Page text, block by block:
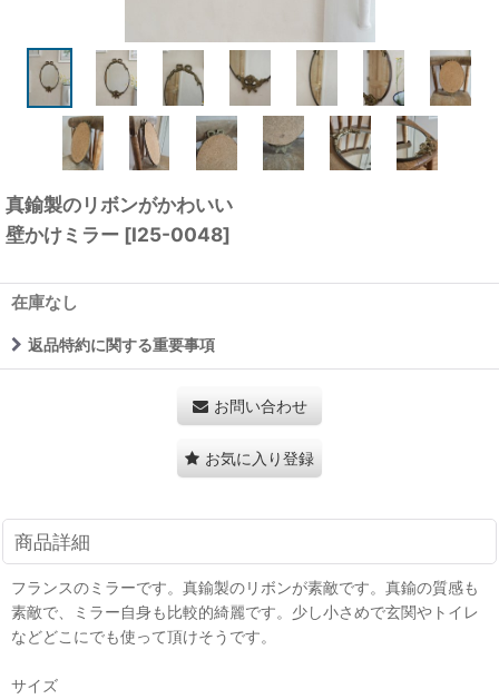
真鍮製のリボンがかわいい
壁かけミラー [I25-0048]
在庫なし
返品特約に関する重要事項
お問い合わせ
お気に入り登録
商品詳細
フランスのミラーです。真鍮製のリボンが素敵です。真鍮の質感も
素敵で、ミラー自身も比較的綺麗です。少し小さめで玄関やトイレ
などどこにでも使って頂けそうです。
サイズ